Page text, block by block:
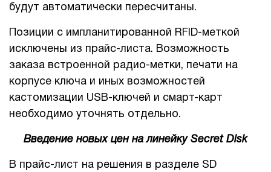
будут автоматически пересчитаны.
Позиции с импланитированной RFID-меткой
исключены из прайс-листа. Возможность
заказа встроенной радио-метки, печати на
корпусе ключа и иных возможностей
кастомизации USB-ключей и смарт-карт
необходимо уточнять отдельно.
Введение новых цен на линейку Secret Disk
В прайс-лист на решения в разделе SD